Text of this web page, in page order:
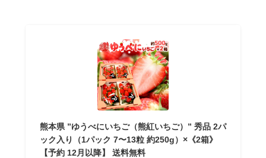
熊本県 ”ゆうべにいちご（熊紅いちご）” 秀品 2パ
ック入り（1パック 7〜13粒 約250g）×《2箱》
【予約 12月以降】 送料無料